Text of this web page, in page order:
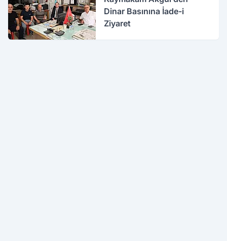
Dinar Basınına İade-i
Ziyaret